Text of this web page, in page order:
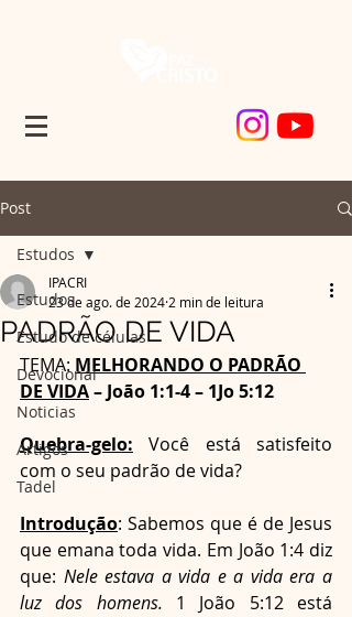
Post
Estudos
Estudo de células
Devocional
Noticias
Artigos
Tadel
Estudos
PADRÃO DE VIDA
IPACRI
23 de ago. de 2024 2 min de leitura
TEMA: MELHORANDO O PADRÃO
DE VIDA – João 1:1-4 – 1Jo 5:12
Quebra-gelo: Você está satisfeito
com o seu padrão de vida?
Introdução: Sabemos que é de Jesus
que emana toda vida. Em João 1:4 diz
que: Nele estava a vida e a vida era a
luz dos homens. 1 João 5:12 está